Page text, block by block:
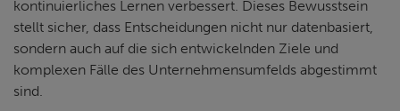
kontinuierliches Lernen verbessert. Dieses Bewusstsein
stellt sicher, dass Entscheidungen nicht nur datenbasiert,
sondern auch auf die sich entwickelnden Ziele und
komplexen Fälle des Unternehmensumfelds abgestimmt
sind.